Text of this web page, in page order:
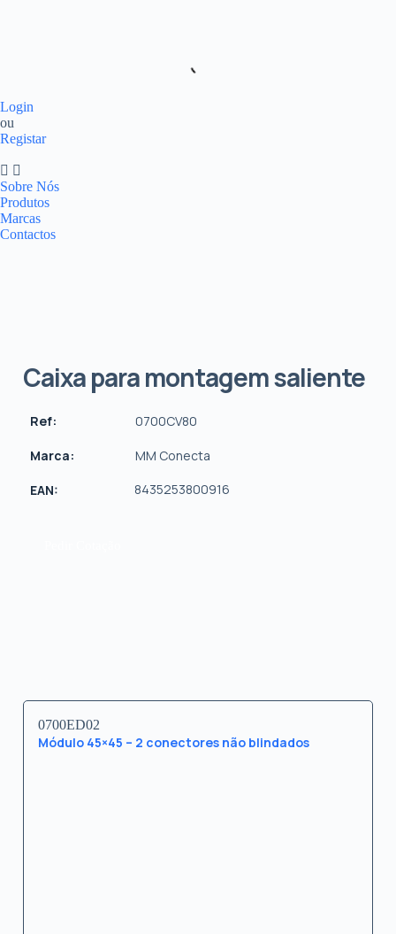
Login
ou
Registar
Sobre Nós
Produtos
Marcas
Contactos
Caixa para montagem saliente
Ref: 0700CV80
Marca: MM Conecta
EAN: 8435253800916
0700ED02
Módulo 45×45 – 2 conectores não blindados